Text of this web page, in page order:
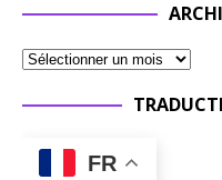
FR